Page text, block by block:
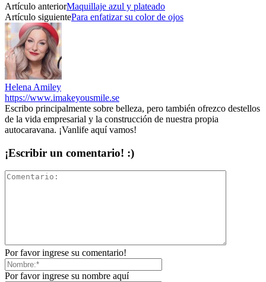
Artículo anteriorMaquillaje azul y plateado
Artículo siguientePara enfatizar su color de ojos
Helena Amiley
https://www.imakeyousmile.se
Escribo principalmente sobre belleza, pero también ofrezco destellos
de la vida empresarial y la construcción de nuestra propia
autocaravana. ¡Vanlife aquí vamos!
¡Escribir un comentario! :)
Por favor ingrese su comentario!
Por favor ingrese su nombre aquí